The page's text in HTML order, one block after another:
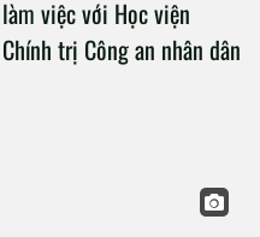
làm việc với Học viện
Chính trị Công an nhân dân